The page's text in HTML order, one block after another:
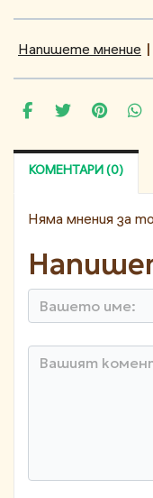
Напишете мнение |
КОМЕНТАРИ (0)
Няма мнения за